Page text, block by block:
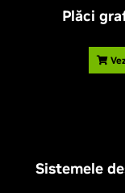
Plăci
Sistemele